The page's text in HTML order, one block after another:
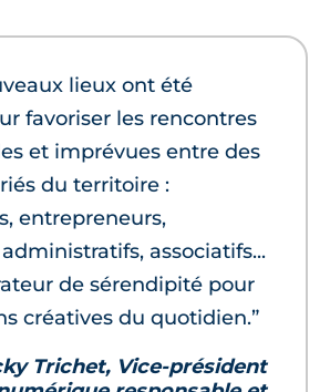
lieux ont été
favoriser les rencontres
et imprévues entre des
du territoire :
entrepreneurs,
associatifs...
de sérendipité pour
créatives du quotidien.”
Trichet, Vice-président